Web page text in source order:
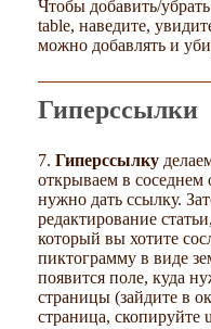
Чтобы добавить/
table, наведите,
можно добавлять и
Гиперссылки
7.Гиперссылку
открываем в соседнем
нужно дать ссылку.
редактирование
который вы хотите
пиктограмму в виде
появится поле, куда
страницы (зайдите в
страница, скопируйте